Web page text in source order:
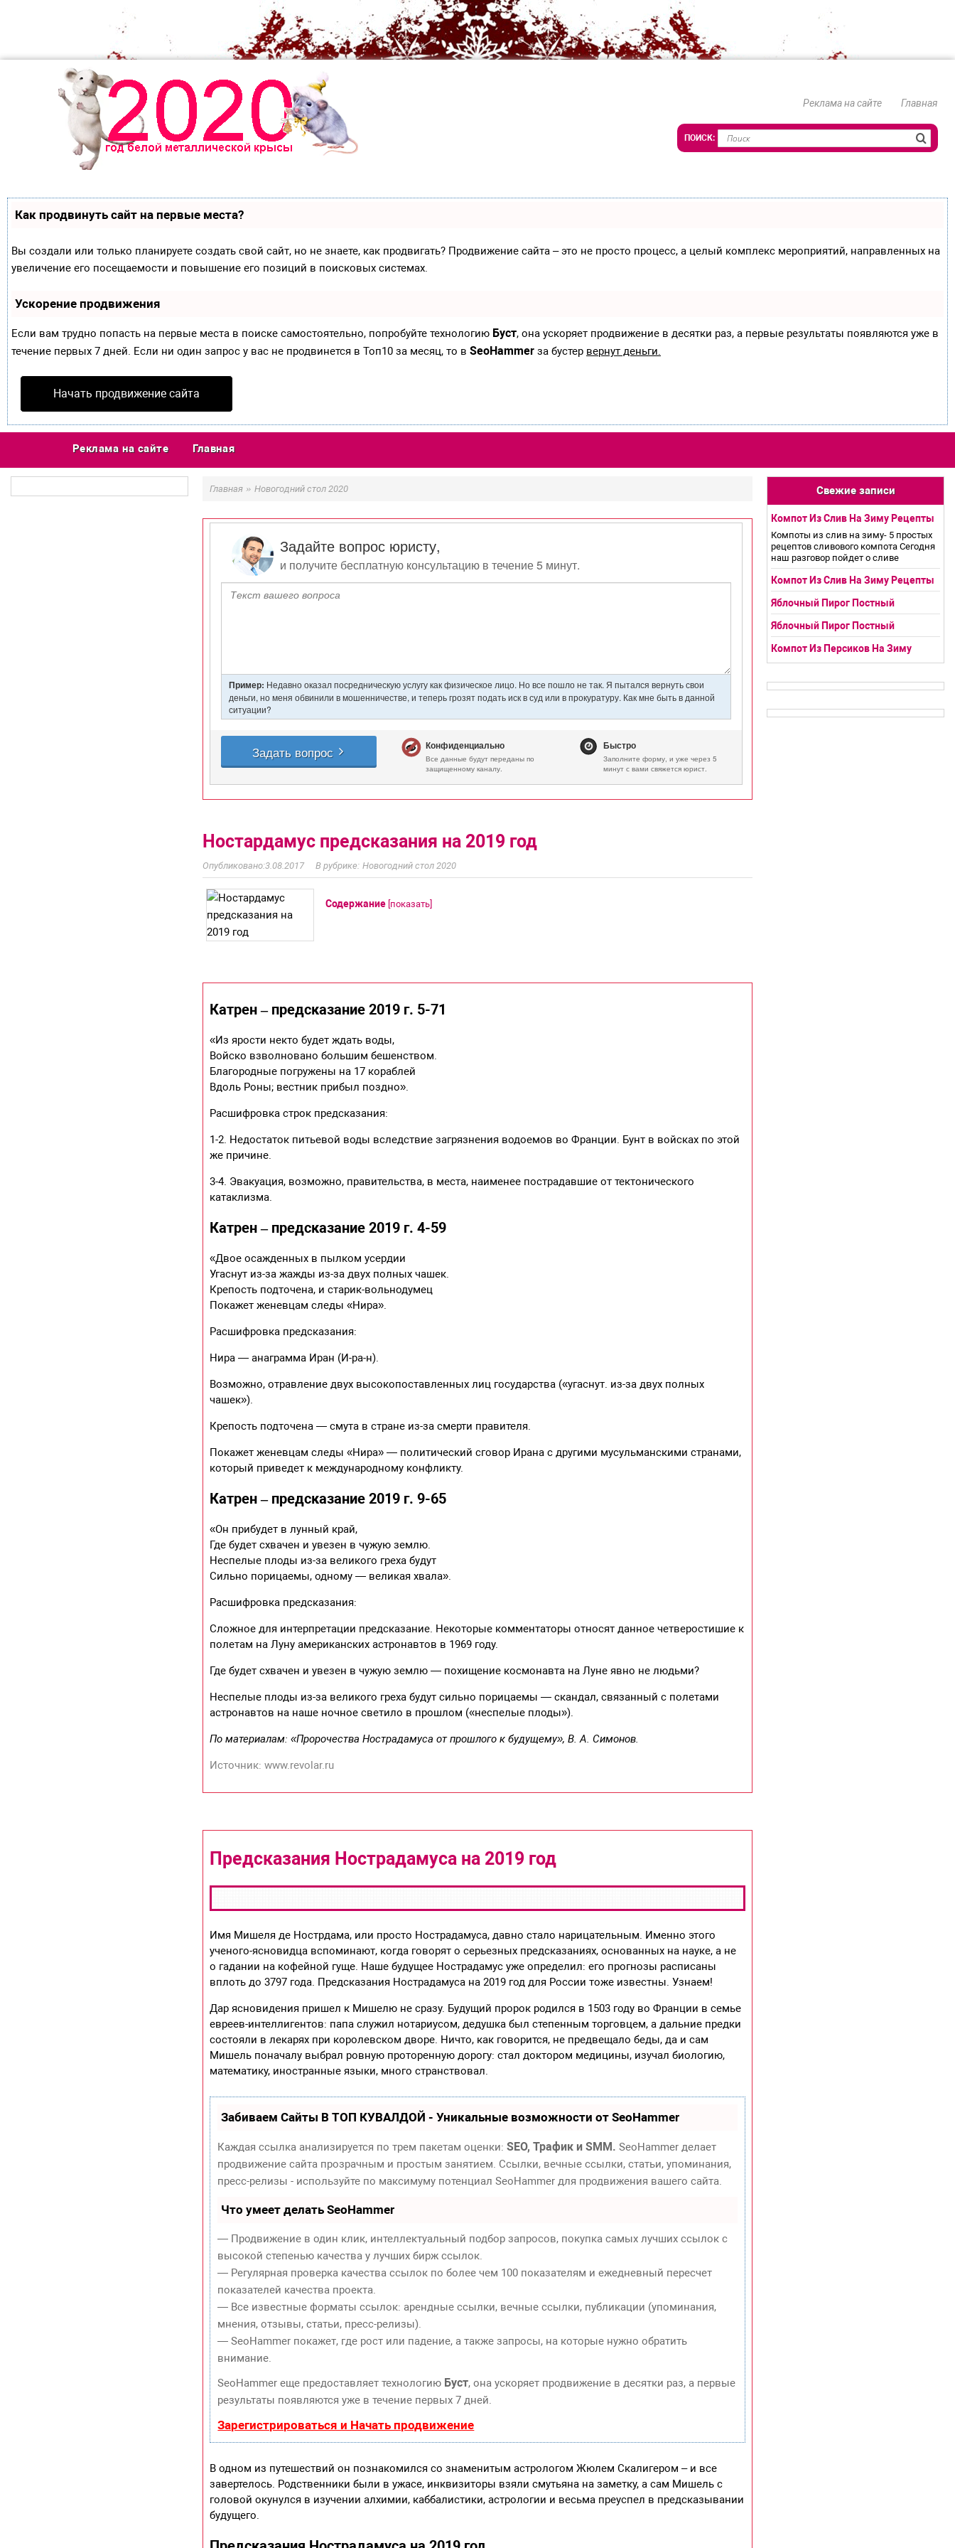
Реклама на сайте Главная
Как продвинуть сайт на первые места?
Вы создали или только планируете создать свой сайт, но не знаете, как продвигать? Продвижение сайта – это не просто процесс, а целый комплекс мероприятий, направленных на
увеличение его посещаемости и повышение его позиций в поисковых системах.
Ускорение продвижения
Если вам трудно попасть на первые места в поиске самостоятельно, попробуйте технологию Буст, она ускоряет продвижение в десятки раз, а первые результаты появляются уже в
течение первых 7 дней. Если ни один запрос у вас не продвинется в Топ10 за месяц, то в SeoHammer за бустер вернут деньги.
Начать продвижение сайта
Реклама на сайте Главная
Главная » Новогодний стол 2020
Ностардамус предсказания на 2019 год
3.08.2017 Новогодний стол 2020
Содержание показать
Катрен – предсказание 2019 г. 5-71
«Из ярости некто будет ждать воды,
Войско взволновано большим бешенством.
Благородные погружены на 17 кораблей
Вдоль Роны; вестник прибыл поздно».
Расшифровка строк предсказания:
1-2. Недостаток питьевой воды вследствие загрязнения водоемов во Франции. Бунт в войсках по этой
же причине.
3-4. Эвакуация, возможно, правительства, в места, наименее пострадавшие от тектонического
катаклизма.
Катрен – предсказание 2019 г. 4-59
«Двое осажденных в пылком усердии
Угаснут из-за жажды из-за двух полных чашек.
Крепость подточена, и старик-вольнодумец
Покажет женевцам следы «Нира».
Расшифровка предсказания:
Нира — анаграмма Иран (И-ра-н).
Возможно, отравление двух высокопоставленных лиц государства («угаснут. из-за двух полных
чашек»).
Крепость подточена — смута в стране из-за смерти правителя.
Покажет женевцам следы «Нира» — политический сговор Ирана с другими мусульманскими странами,
который приведет к международному конфликту.
Катрен – предсказание 2019 г. 9-65
«Он прибудет в лунный край,
Где будет схвачен и увезен в чужую землю.
Неспелые плоды из-за великого греха будут
Сильно порицаемы, одному — великая хвала».
Расшифровка предсказания:
Сложное для интерпретации предсказание. Некоторые комментаторы относят данное четверостишие к
полетам на Луну американских астронавтов в 1969 году.
Где будет схвачен и увезен в чужую землю — похищение космонавта на Луне явно не людьми?
Неспелые плоды из-за великого греха будут сильно порицаемы — скандал, связанный с полетами
астронавтов на наше ночное светило в прошлом («неспелые плоды»).
По материалам: «Пророчества Нострадамуса от прошлого к будущему», В. А. Симонов.
Источник: www.revolar.ru
Предсказания Нострадамуса на 2019 год
Имя Мишеля де Нострдама, или просто Нострадамуса, давно стало нарицательным. Именно этого
ученого-ясновидца вспоминают, когда говорят о серьезных предсказаниях, основанных на науке, а не
о гадании на кофейной гуще. Наше будущее Нострадамус уже определил: его прогнозы расписаны
вплоть до 3797 года. Предсказания Нострадамуса на 2019 год для России тоже известны. Узнаем!
Дар ясновидения пришел к Мишелю не сразу. Будущий пророк родился в 1503 году во Франции в семье
евреев-интеллигентов: папа служил нотариусом, дедушка был степенным торговцем, а дальние предки
состояли в лекарях при королевском дворе. Ничто, как говорится, не предвещало беды, да и сам
Мишель поначалу выбрал ровную проторенную дорогу: стал доктором медицины, изучал биологию,
математику, иностранные языки, много странствовал.
Забиваем Сайты В ТОП КУВАЛДОЙ - Уникальные возможности от SeoHammer
Каждая ссылка анализируется по трем пакетам оценки:SEO, Трафик и SMM. SeoHammer делает
продвижение сайта прозрачным и простым занятием. Ссылки, вечные ссылки, статьи, упоминания,
пресс-релизы - используйте по максимуму потенциал SeoHammer для продвижения вашего сайта.
Что умеет делать SeoHammer
— Продвижение в один клик, интеллектуальный подбор запросов, покупка самых лучших ссылок с
высокой степенью качества у лучших бирж ссылок.
— Регулярная проверка качества ссылок по более чем 100 показателям и ежедневный пересчет
показателей качества проекта.
— Все известные форматы ссылок: арендные ссылки, вечные ссылки, публикации (упоминания,
мнения, отзывы, статьи, пресс-релизы).
— SeoHammer покажет, где рост или падение, а также запросы, на которые нужно обратить
внимание.
SeoHammer еще предоставляет технологию Буст, она ускоряет продвижение в десятки раз, а первые
результаты появляются уже в течение первых 7 дней.
Зарегистрироваться и Начать продвижение
В одном из путешествий он познакомился со знаменитым астрологом Жюлем Скалигером – и все
завертелось. Родственники были в ужасе, инквизиторы взяли смутьяна на заметку, а сам Мишель с
головой окунулся в изучении алхимии, каббалистики, астрологии и весьма преуспел в предсказывании
будущего.
Свежие записи
Компот Из Слив На Зиму Рецепты
Компоты из слив на зиму- 5 простых
рецептов сливового компота Сегодня
наш разговор пойдет о сливе
Компот Из Слив На Зиму Рецепты
Яблочный Пирог Постный
Яблочный Пирог Постный
Компот Из Персиков На Зиму